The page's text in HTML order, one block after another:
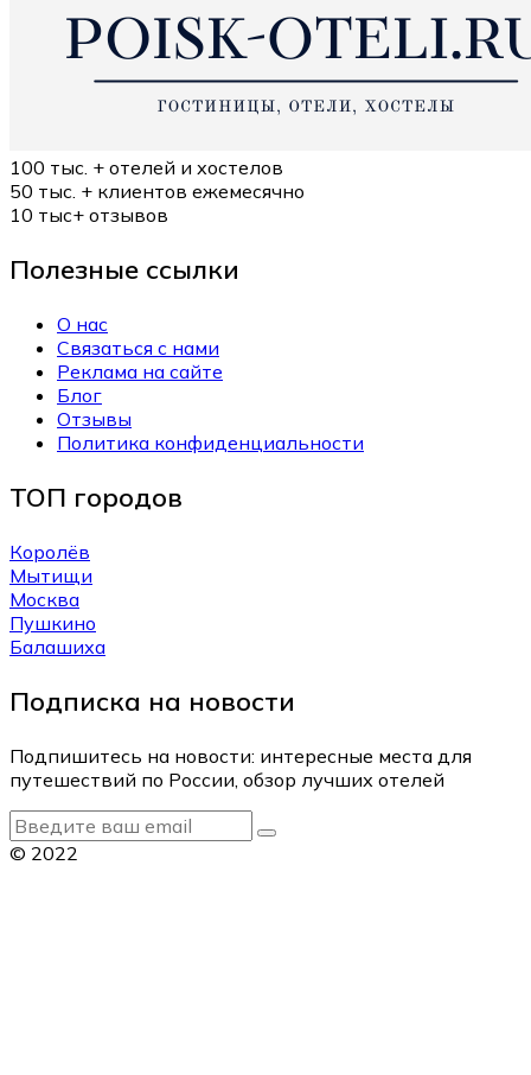
100 тыс. + отелей и хостелов
50 тыс. + клиентов ежемесячно
10 тыс+ отзывов
Полезные ссылки
О нас
Связаться с нами
Реклама на сайте
Блог
Отзывы
Политика конфиденциальности
ТОП городов
Королёв
Мытищи
Москва
Пушкино
Балашиха
Подписка на новости
Подпишитесь на новости: интересные места для
путешествий по России, обзор лучших отелей
© 2022